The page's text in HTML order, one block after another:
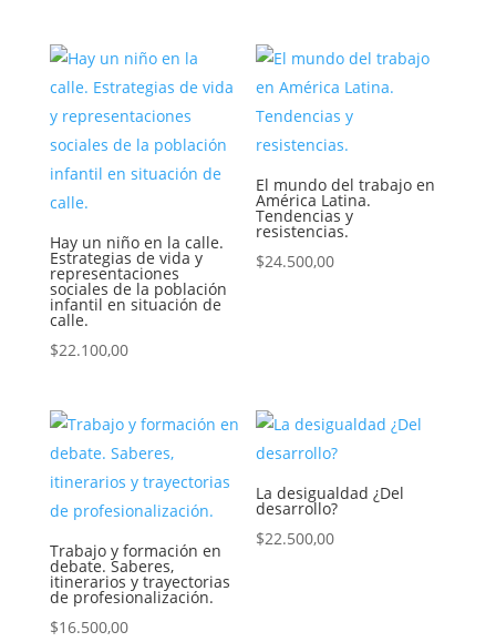
Hay un niño en la calle.
Estrategias de vida y
representaciones
sociales de la población
infantil en situación de
calle.
$22.100,00
El mundo del trabajo en
América Latina.
Tendencias y
resistencias.
$24.500,00
Trabajo y formación en
debate. Saberes,
itinerarios y trayectorias
de profesionalización.
$16.500,00
La desigualdad ¿Del
desarrollo?
$22.500,00